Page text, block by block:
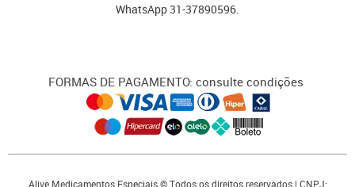
WhatsApp 31-37890596.
FORMAS DE PAGAMENTO: consulte condições
Alive Medicamentos Especiais © Todos os direitos reservados | CNPJ: